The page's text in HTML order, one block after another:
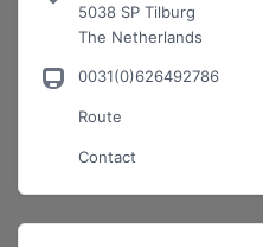
5038 SP Tilburg
The Netherlands
0031(0)626492786
Route
Contact